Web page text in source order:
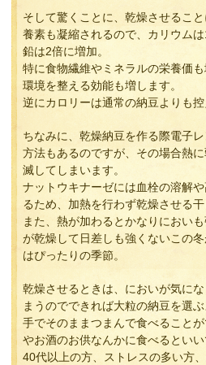
そして驚くことに、乾燥させるこ
養素も凝縮されるので、カリウム
鉛は2倍に増加。
特に食物繊維やミネラルの栄養価
環境を整える効能も増します。
逆にカロリーは通常の納豆よりも控
ちなみに、乾燥納豆を作る際電子
方法もあるのですが、その場合熱
滅してしまいます。
ナットウキナーゼには血栓の溶解
るため、加熱を行わず乾燥させる干
また、熱が加わるとかなりにおい
が乾燥して日差しも強くないこの
はぴったりの季節。
乾燥させるときは、においが気に
まうのでできれば大粒の納豆を選
手でそのままつまんで食べること
やお酒のお供なんかに食べるといい
40代以上の方、ストレスの多い方